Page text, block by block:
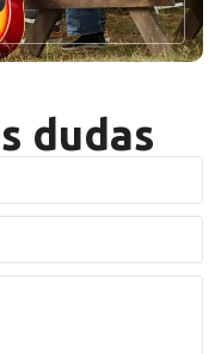
dudas